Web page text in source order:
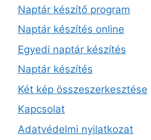
Naptár készítő program
Naptár készítés online
Egyedi naptár készítés
Naptár készítés
Két kép összeszerkesztése
Kapcsolat
Adatvédelmi nyilatkozat